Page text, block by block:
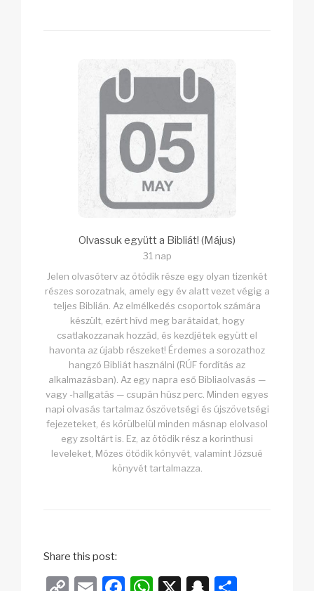
Olvassuk együtt a Bibliát! (Május)
31 nap
Jelen olvasóterv az ötödik része egy olyan tizenkét
részes sorozatnak, amely egy év alatt vezet végig a
teljes Biblián. Az elmélkedés csoportok számára
készült, ezért hívd meg barátaidat, hogy
csatlakozzanak hozzád, és kezdjétek együtt el
havonta az újabb részeket! Érdemes a sorozathoz
hangzó Bibliát használni (RÚF fordítás az
alkalmazásban). Az egy napra eső Bibliaolvasás —
vagy -hallgatás — csupán húsz perc. Minden egyes
napi olvasás tartalmaz ószövetségi és újszövetségi
fejezeteket, és körülbelül minden másnap elolvasol
egy zsoltárt is. Ez, az ötödik rész a korinthusi
leveleket, Mózes ötödik könyvét, valamint Józsué
könyvét tartalmazza.
Share this post: